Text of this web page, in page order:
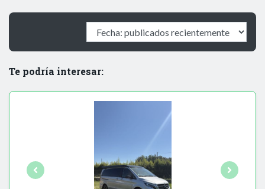
Te podría interesar: